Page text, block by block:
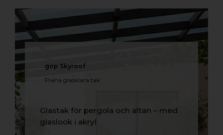
ljusgenomsläpp och UV-skydd